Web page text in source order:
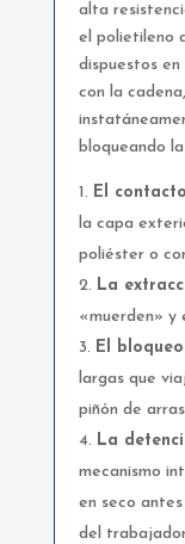
alta
el polietileno
dispuestos
con la
bloqueando
El
la capa
poliéster o
La
«muerden» y
El
largas que
piñón de
La
mecanismo
en seco
del